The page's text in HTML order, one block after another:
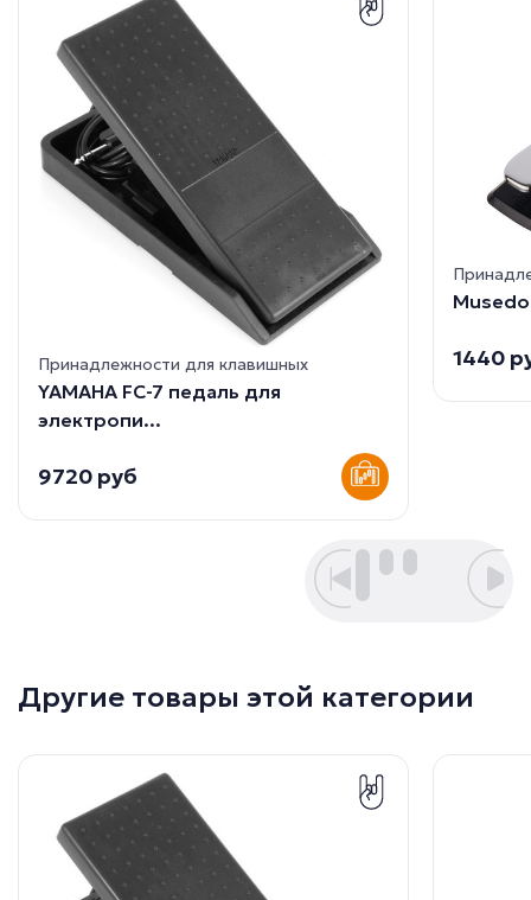
Принадлежности для клавишных
YAMAHA FC-7 педаль для
электропи...
9720 руб
1440
Другие товары этой категории